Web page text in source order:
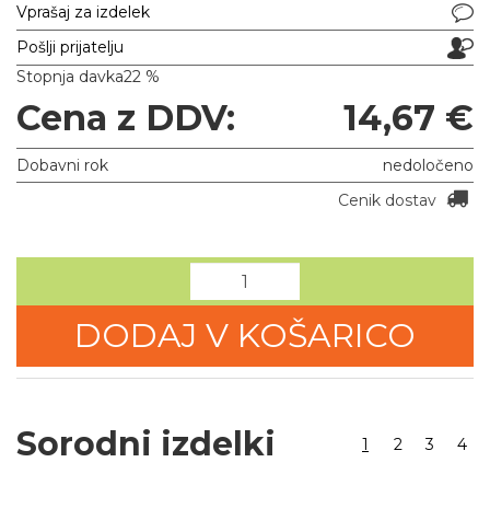
Vprašaj za izdelek
Pošlji prijatelju
Stopnja davka22 %
Cena z DDV: 14,67 €
Dobavni rok
nedoločeno
Cenik dostav
DODAJ V KOŠARICO
Sorodni izdelki 1 2 3 4